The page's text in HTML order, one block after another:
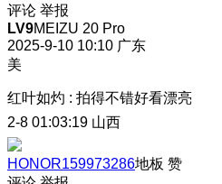
评论 举报
LV9MEIZU 20 Pro
2025-9-10 10:10 广东
美
红叶如灼 : 拍得不错好看漂亮
2-8 01:03:19 山西
HONOR159973286地板 赞